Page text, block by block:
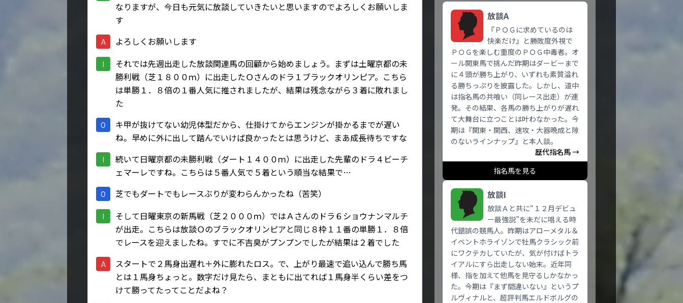
なりますが、今日も元気に放談していきたいと思いますのでよろしくお願いしま
す
A よろしくお願いします
I
それでは先週出走した放談関連馬の回顧から始めましょう。まずは土曜京都の未
勝利戦（芝１８００ｍ）に出走したＯさんのドラ１ブラックオリンピア。こちら
は単勝１．８倍の１番人気に推されましたが、結果は残念ながら３着に敗れまし
た
O
キ甲が抜けてない幼児体型だから、仕掛けてからエンジンが掛かるまでが遅い
ね。早めに外に出して踏んでいけば良かったとは思うけど、まあ成長待ちですな
I
続いて日曜京都の未勝利戦（ダート１４００ｍ）に出走した先輩のドラ４ビーチ
ェマーレですね。こちらは５番人気で５着という順当な結果で…
O 芝でもダートでもレースぶりが変わらんかったね（苦笑）
I
そして日曜東京の新馬戦（芝２０００ｍ）ではＡさんのドラ６ショウナンマルチ
が出走。こちらは放談Ｏのブラックオリンピアと同じ８枠１１番の単勝１．８倍
でレースを迎えましたね。すでに不吉臭がプンプンでしたが結果は２着でした
A
スタートで２馬身出遅れ＋外に膨れたロス。で、上がり最速で追い込んで勝ち馬
とは１馬身ちょっと。数字だけ見たら、まともに出てれば１馬身半くらい差をつ
けて勝ってたってことだよね？
放談A
『ＰＯＧに求めているのは
快楽だけ』と勝敗度外視で
ＰＯＧを楽しむ重度のＰＯＧ中毒者。オ
ール関東馬で挑んだ昨期はダービーまで
に４頭が勝ち上がり、いずれも素質溢れ
る勝ちっぷりを披露した。しかし、道中
は指名馬の共喰い（同レース出走）が連
発。その結果、各馬の勝ち上がりが遅れ
て大舞台に立つことは叶わなかった。今
期は『関東・関西、速攻・大器晩成と隙
のないラインナップ』と本人談。
歴代指名馬 →
指名馬を見る
放談I
放談Ａと共に“１２月デビュ
ー最強説”を未だに唱える時
代錯誤の競馬人。昨期はアローメタル＆
イベントホライゾンで牡馬クラシック前
にワクテカしていたが、気が付けばトラ
イアルにすら出走しない始末。近年同
様、指を加えて他馬を見守るしかなかっ
た。今期は『まず間違いない』というプ
ルヴィナルと、超評判馬エルドボルグの